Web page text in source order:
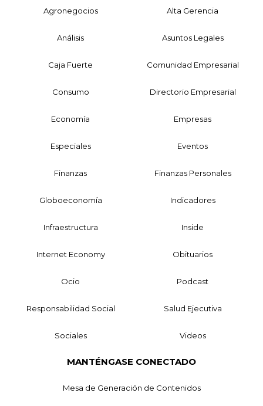
Agronegocios Alta Gerencia
Análisis Asuntos Legales
Caja Fuerte Comunidad Empresarial
Consumo Directorio Empresarial
Economía Empresas
Especiales Eventos
Finanzas Finanzas Personales
Globoeconomía Indicadores
Infraestructura Inside
Internet Economy Obituarios
Ocio Podcast
Responsabilidad Social Salud Ejecutiva
Sociales Videos
MANTÉNGASE CONECTADO
Mesa de Generación de Contenidos